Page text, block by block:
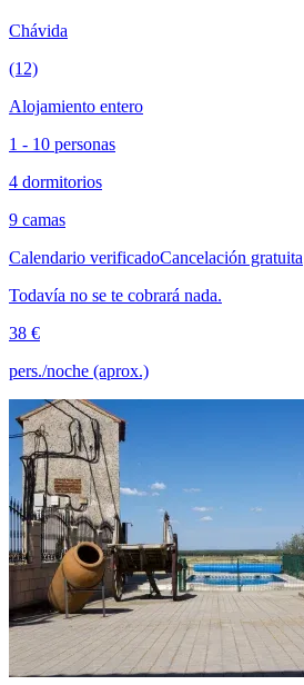
Chávida
(12)
Alojamiento entero
1 - 10 personas
4 dormitorios
9 camas
Calendario verificadoCancelación gratuita
Todavía no se te cobrará nada.
38 €
pers./noche (aprox.)